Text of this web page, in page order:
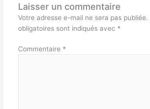
Laisser un commentaire
Votre adresse e-mail ne sera pas publiée.
obligatoires sont indiqués avec *
Commentaire *